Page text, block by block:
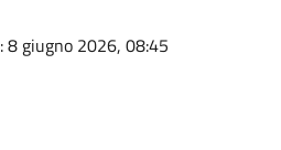
: 8 giugno 2026, 08:45